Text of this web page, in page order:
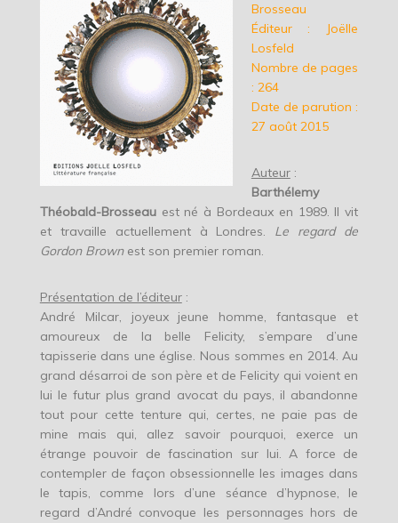
Brosseau
Éditeur : Joëlle
Losfeld
Nombre de pages
: 264
Date de parution :
27 août 2015
Auteur:
Barthélemy
Théobald-Brosseauest né à Bordeaux en 1989. Il vit
et travaille actuellement à Londres. Le regard de
Gordon Brownest son premier roman.
Présentation de l’éditeur:
André Milcar, joyeux jeune homme, fantasque et
amoureux de la belle Felicity, s’empare d’une
tapisserie dans une église. Nous sommes en 2014. Au
grand désarroi de son père et de Felicity qui voient en
lui le futur plus grand avocat du pays, il abandonne
tout pour cette tenture qui, certes, ne paie pas de
mine mais qui, allez savoir pourquoi, exerce un
étrange pouvoir de fascination sur lui. A force de
contempler de façon obsessionnelle les images dans
le tapis, comme lors d’une séance d’hypnose, le
regard d’André convoque les personnages hors de